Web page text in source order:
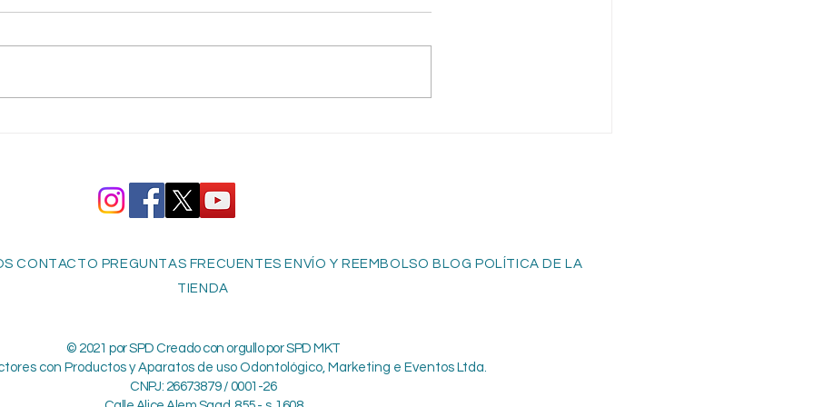
CONTACTO PREGUNTAS FRECUENTES ENVÍO Y REEMBOLSO BLOG POLÍTICA DE LA
TIENDA
© 2021 por SPD Creado con orgullo por SPD MKT
con Productos y Aparatos de uso Odontológico, Marketing e Eventos Ltda.
CNPJ: 26673879 / 0001-26